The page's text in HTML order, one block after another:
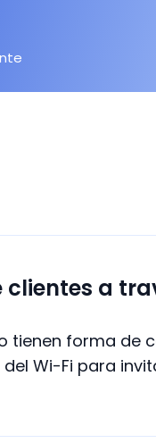
clientes a
tienen forma de
Wi-Fi para